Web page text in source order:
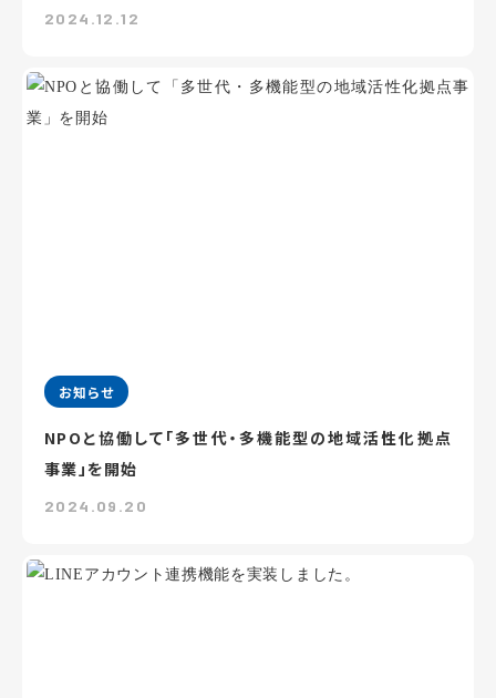
2024.12.12
お知らせ
NPOと協働して「多世代・多機能型の地域活性化拠点
事業」を開始
2024.09.20